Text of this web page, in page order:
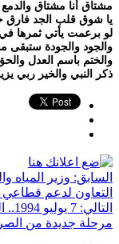
مشتاق أنا مشتاق والدمع
يا شوق قلب الجد فارق
لو برعمت يأتي ثمرها
والجود والجودة ستبقى
والختم باسم العدل
ذكر النبي والخير ربي
السابق: وزير المياه
التعاون لدعم قطاعي
التالي:
7
مرحلة جديدة من